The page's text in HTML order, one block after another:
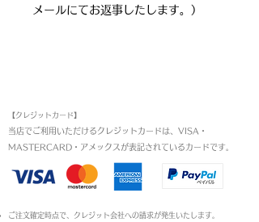
メールにてお返事したします。）
【クレジットカード】
当店でご利用いただけるクレジットカードは、VISA・
MASTERCARD・アメックスが表記されているカードです。​
ご注文確定時点で、クレジット会社への請求が発生いたします。